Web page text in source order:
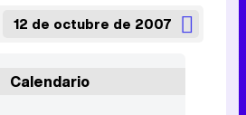
12 de octubre de 2007
Calendario